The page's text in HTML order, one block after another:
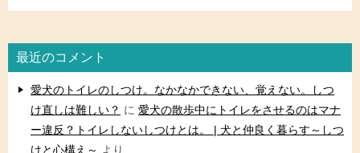
最近のコメント
愛犬のトイレのしつけ。なかなかできない、覚えない。しつ
け直しは難しい？ に 愛犬の散歩中にトイレをさせるのはマナ
ー違反？トイレしないしつけとは。 | 犬と仲良く暮らす～しつ
けと心構え～ より